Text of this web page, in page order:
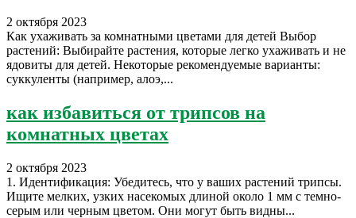
2 октября 2023
Как ухаживать за комнатными цветами для детей Выбор
растений: Выбирайте растения, которые легко ухаживать и не
ядовиты для детей. Некоторые рекомендуемые варианты:
суккуленты (например, алоэ,...
как избавиться от трипсов на
комнатных цветах
2 октября 2023
1. Идентификация: Убедитесь, что у ваших растений трипсы.
Ищите мелких, узких насекомых длиной около 1 мм с темно-
серым или черным цветом. Они могут быть видны...